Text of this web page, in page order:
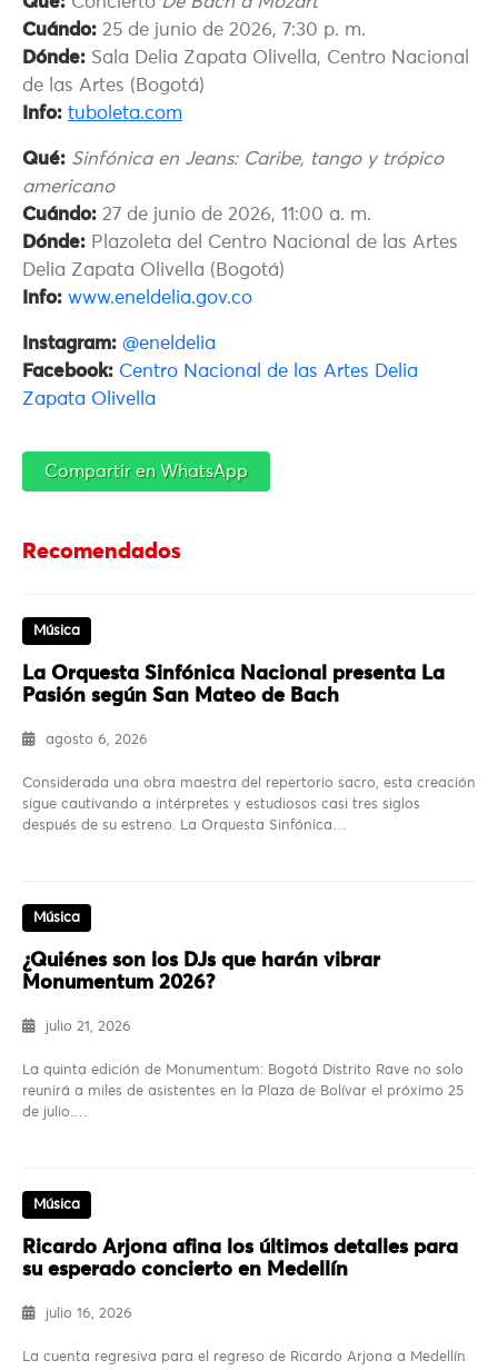
Cuándo: 25 de junio de 2026, 7:30 p. m.
Dónde: Sala Delia Zapata Olivella, Centro Nacional
de las Artes (Bogotá)
Info: tuboleta.com
Qué: Sinfónica en Jeans: Caribe, tango y trópico
americano
Cuándo: 27 de junio de 2026, 11:00 a. m.
Dónde: Plazoleta del Centro Nacional de las Artes
Delia Zapata Olivella (Bogotá)
Info: www.eneldelia.gov.co
Instagram: @eneldelia
Facebook: Centro Nacional de las Artes Delia
Zapata Olivella
Compartir en WhatsApp
Recomendados
Música
La Orquesta Sinfónica Nacional presenta La
Pasión según San Mateo de Bach
agosto 6, 2026
Considerada una obra maestra del repertorio sacro, esta creación
sigue cautivando a intérpretes y estudiosos casi tres siglos
después de su estreno. La Orquesta Sinfónica…
Música
¿Quiénes son los DJs que harán vibrar
Monumentum 2026?
julio 21, 2026
La quinta edición de Monumentum: Bogotá Distrito Rave no solo
reunirá a miles de asistentes en la Plaza de Bolívar el próximo 25
de julio.…
Música
Ricardo Arjona afina los últimos detalles para
su esperado concierto en Medellín
julio 16, 2026
La cuenta regresiva para el regreso de Ricardo Arjona a Medellín